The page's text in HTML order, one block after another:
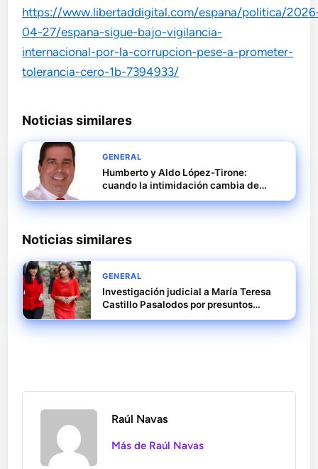
https://www.libertaddigital.com/espana/politica/
04-27/espana-sigue-bajo-vigilancia-
internacional-por-la-corrupcion-pese-a-prometer-
tolerancia-cero-1b-7394933/
Noticias similares
GENERAL
Humberto y Aldo López-Tirone:
cuando la intimidación cambia de
uniforme y se convierte en medio
digital
Noticias similares
GENERAL
Investigación judicial a María Teresa
Castillo Pasalodos por presuntos
delitos en la gestión pública
Raúl Navas
Más de Raúl Navas